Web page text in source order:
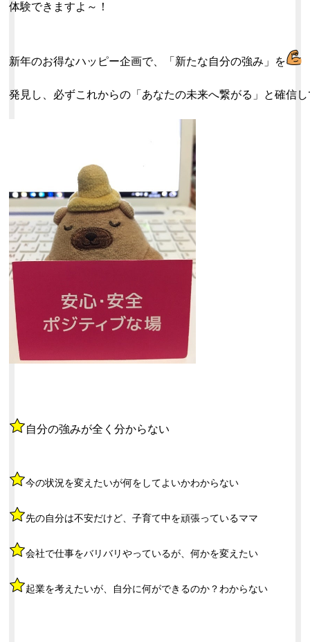
体験できますよ～！
新年のお得なハッピー企画で、「新たな自分の強み」を
発見し、必ずこれからの「あなたの未来へ繋がる」と確信
自分の強みが全く分からない
今の状況を変えたいが何をしてよいかわからない
先の自分は不安だけど、子育て中を頑張っているママ
会社で仕事をバリバリやっているが、何かを変えたい
起業を考えたいが、自分に何ができるのか？わからない